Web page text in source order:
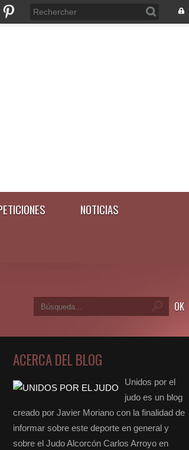
NOTICIAS
ACERCA DEL BLOG
Unidos por el
judo es un blog
creado por Javier Moriano con la finalidad de
informar sobre este deporte en general y
sobre el Judo Alcorcón Carlos Arroyo en